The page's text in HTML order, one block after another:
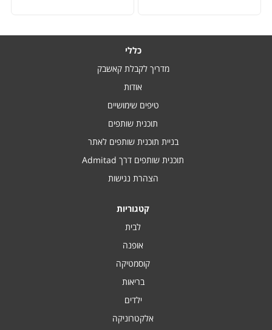
כללי
מדריך לקבלת קאשבק
אודות
טיפים שימושיים
תוכנית שותפים
בניית תוכנית שותפים לאתר
תוכנית שותפים דרך Admitad
הצהרת נגישות
קטגוריות
לבית
אופנה
קוסמטיקה
בריאות
ילדים
אלקטרוניקה